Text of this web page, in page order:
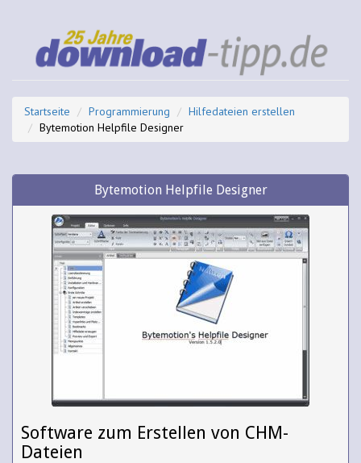
Startseite Programmierung
Hilfedateien erstellen
Bytemotion Helpfile Designer
Bytemotion Helpfile Designer
Software zum Erstellen von CHM-
Dateien